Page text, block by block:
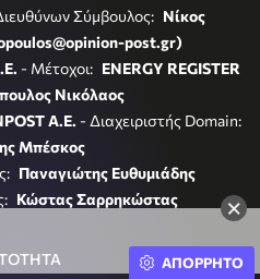
×
Σύμβουλος: Νίκος
post.gr)
- Μέτοχοι: ENERGY REGISTER
Νικόλαος
A.E. - Διαχειριστής Domain:
Μπέσκος
Παναγιώτης Ευθυμιάδης
Κώστας Σαρρηκώστας
ΑΠΟΡΡΗΤΟ